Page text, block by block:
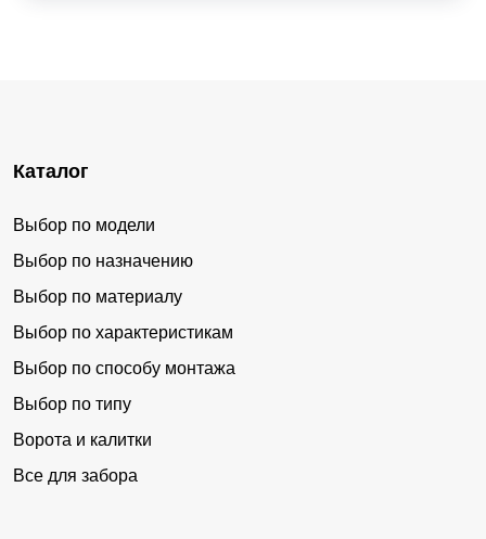
Каталог
Выбор по модели
Выбор по назначению
Выбор по материалу
Выбор по характеристикам
Выбор по способу монтажа
Выбор по типу
Ворота и калитки
Все для забора